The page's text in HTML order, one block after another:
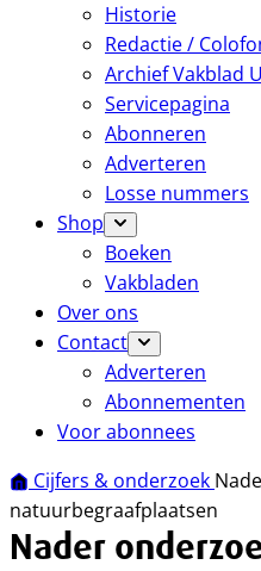
Historie
Redactie /
Archief Vakblad
Servicepagina
Abonneren
Adverteren
Losse nummers
Shop
Boeken
Vakbladen
Over ons
Contact
Adverteren
Abonnementen
Voor abonnees
Cijfers & onderzoek
natuurbegraafplaatsen
Nader